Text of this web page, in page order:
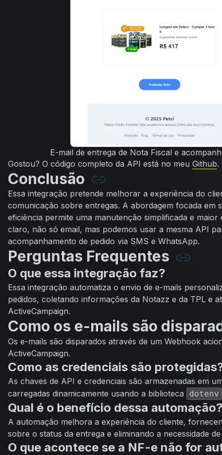
E-mail de entrega de Nota Fiscal e
Gostou? O código completo da API está no meu Github.
Conclusão
Essa integração pretende melhorar a experiência do
comunicação sobre entregas. A abordagem focada em
eficiência permite uma manutenção simplificada e maior
claro, não só email, mas podemos usar a mesma API
acompanhamento de pedido via SMS e WhatsApp.
Perguntas Frequentes
O que essa integração faz?
Essa integração automatiza o envio de e-mails
pedidos, coletando informações da Notazz e da TPL e
ActiveCampaign.
Como os e-mails são
Os e-mails são disparados através de um Webhook
ActiveCampaign.
Como as credenciais são
As chaves de API e credenciais são armazenadas em
carregadas dinamicamente usando a biblioteca
dotenv
Qual é o benefício dessa
A automação melhora a experiência do cliente,
sobre o status da entrega e eliminando a necessidade
O que acontece se a NF-e não for